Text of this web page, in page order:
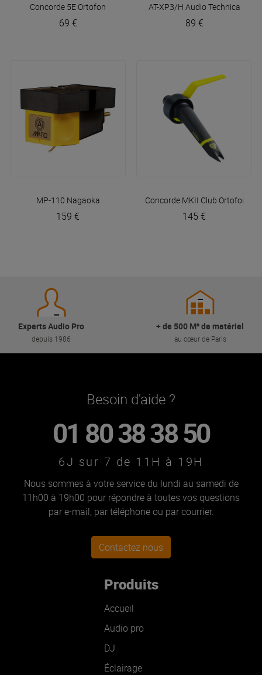
Concorde 5E Ortofon
69 €
AT-XP3/H Audio Technica
89 €
MP-110 Nagaoka
159 €
Concorde MKII Club Ortofon
145 €
Experts Audio Pro
depuis 1986
+ de 500 M² de matériel
au cœur de Paris
Besoin d'aide ?
01 80 38 38 50
6J sur 7 de 11H à 19H
Nous sommes à votre service du lundi au samedi de
11h00 à 19h00 pour répondre à toutes vos questions
par e-mail, par téléphone ou par courrier.
Contactez nous
Produits
Accueil
Audio pro
DJ
Éclairage